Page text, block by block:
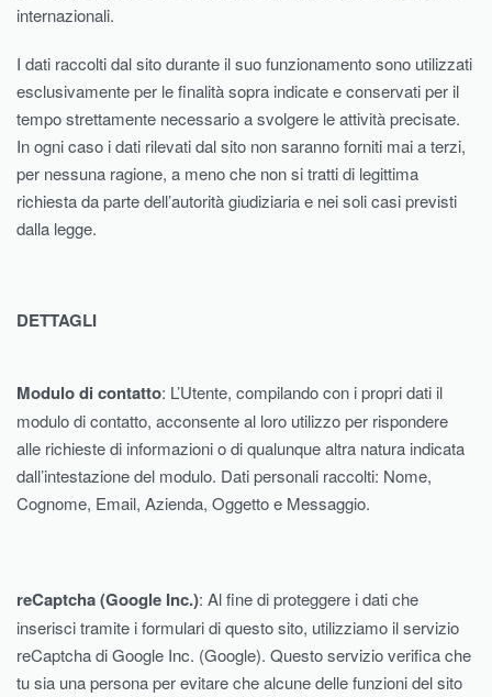
internazionali.
I dati raccolti dal sito durante il suo funzionamento sono utilizzati
esclusivamente per le finalità sopra indicate e conservati per il
tempo strettamente necessario a svolgere le attività precisate.
In ogni caso i dati rilevati dal sito non saranno forniti mai a terzi,
per nessuna ragione, a meno che non si tratti di legittima
richiesta da parte dell’autorità giudiziaria e nei soli casi previsti
dalla legge.
DETTAGLI
Modulo di contatto: L’Utente, compilando con i propri dati il
modulo di contatto, acconsente al loro utilizzo per rispondere
alle richieste di informazioni o di qualunque altra natura indicata
dall’intestazione del modulo. Dati personali raccolti: Nome,
Cognome, Email, Azienda, Oggetto e Messaggio.
reCaptcha (Google Inc.): Al fine di proteggere i dati che
inserisci tramite i formulari di questo sito, utilizziamo il servizio
reCaptcha di Google Inc. (Google). Questo servizio verifica che
tu sia una persona per evitare che alcune delle funzioni del sito